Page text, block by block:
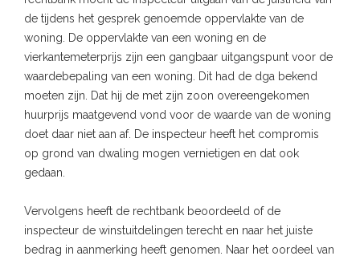
de tijdens het gesprek genoemde oppervlakte van de
woning. De oppervlakte van een woning en de
vierkantemeterprijs zijn een gangbaar uitgangspunt voor de
waardebepaling van een woning. Dit had de dga bekend
moeten zijn. Dat hij de met zijn zoon overeengekomen
huurprijs maatgevend vond voor de waarde van de woning
doet daar niet aan af. De inspecteur heeft het compromis
op grond van dwaling mogen vernietigen en dat ook
gedaan.
Vervolgens heeft de rechtbank beoordeeld of de
inspecteur de winstuitdelingen terecht en naar het juiste
bedrag in aanmerking heeft genomen. Naar het oordeel van